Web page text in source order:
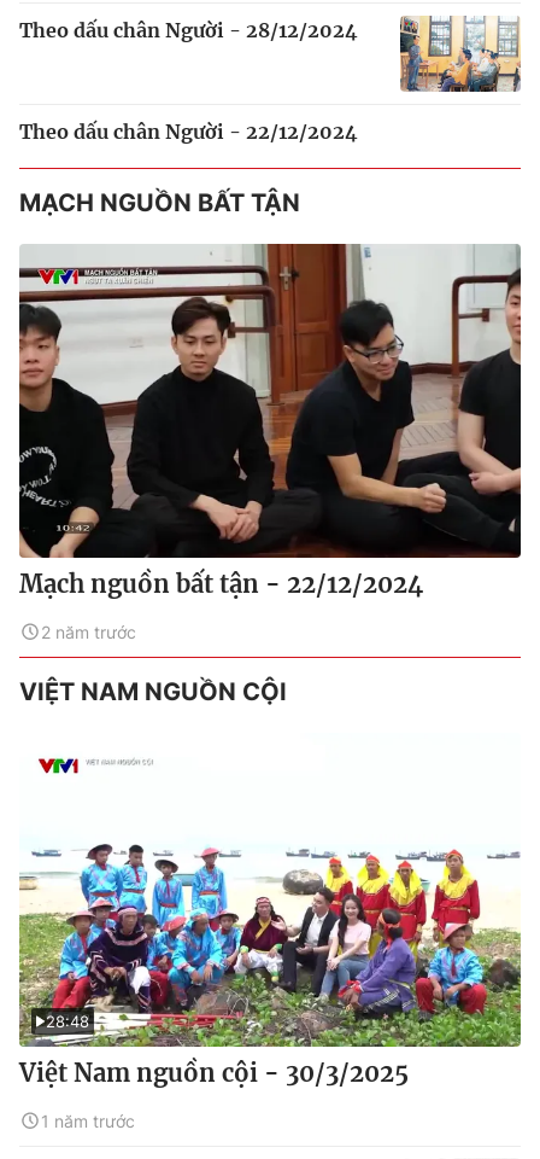
Theo dấu chân Người - 28/12/2024
Theo dấu chân Người - 22/12/2024
MẠCH NGUỒN BẤT TẬN
Mạch nguồn bất tận - 22/12/2024
2 năm trước
VIỆT NAM NGUỒN CỘI
28:48
Việt Nam nguồn cội - 30/3/2025
1 năm trước